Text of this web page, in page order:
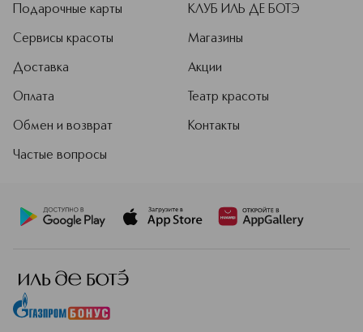
Подарочные карты
Сервисы красоты
Доставка
Оплата
Обмен и возврат
Частые вопросы
КЛУБ ИЛЬ ДЕ БОТЭ
Магазины
Акции
Театр красоты
Контакты